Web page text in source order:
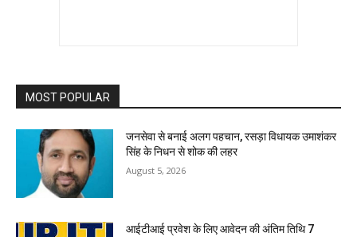
MOST POPULAR
जनसेवा से बनाई अलग पहचान, रसड़ा विधायक उमाशंकर
सिंह के निधन से शोक की लहर
August 5, 2026
आईटीआई प्रवेश के लिए आवेदन की अंतिम तिथि 7